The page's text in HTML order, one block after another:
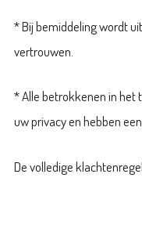
* Bij bemiddeling wordt
vertrouwen.
* Alle betrokkenen in het
uw privacy en hebben
De volledige